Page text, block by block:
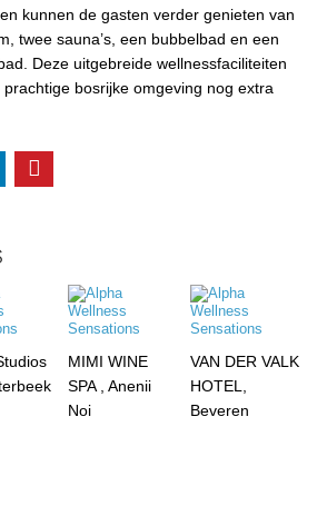
kunnen de gasten verder genieten van
twee sauna’s, een bubbelbad en een
Deze uitgebreide wellnessfaciliteiten
bosrijke omgeving nog extra
MIMI WINE
SPA , Anenii
Noi
VAN DER VALK
HOTEL,
Beveren